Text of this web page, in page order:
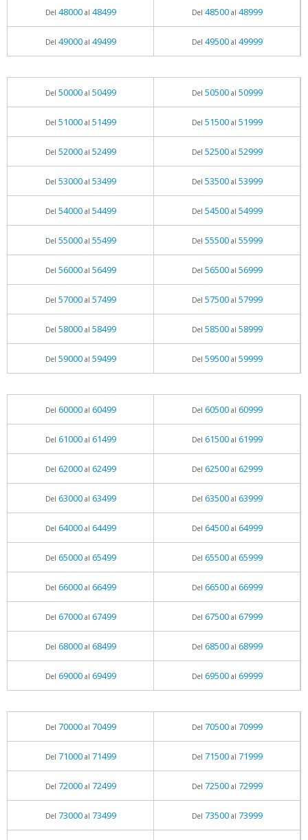
Del 48000al 48499 Del 48500al 48999
Del 49000al 49499 Del 49500al 49999
Del 50000al 50499 Del 50500al 50999
Del 51000al 51499 Del 51500al 51999
Del 52000al 52499 Del 52500al 52999
Del 53000al 53499 Del 53500al 53999
Del 54000al 54499 Del 54500al 54999
Del 55000al 55499 Del 55500al 55999
Del 56000al 56499 Del 56500al 56999
Del 57000al 57499 Del 57500al 57999
Del 58000al 58499 Del 58500al 58999
Del 59000al 59499 Del 59500al 59999
Del 60000al 60499 Del 60500al 60999
Del 61000al 61499 Del 61500al 61999
Del 62000al 62499 Del 62500al 62999
Del 63000al 63499 Del 63500al 63999
Del 64000al 64499 Del 64500al 64999
Del 65000al 65499 Del 65500al 65999
Del 66000al 66499 Del 66500al 66999
Del 67000al 67499 Del 67500al 67999
Del 68000al 68499 Del 68500al 68999
Del 69000al 69499 Del 69500al 69999
Del 70000al 70499 Del 70500al 70999
Del 71000al 71499 Del 71500al 71999
Del 72000al 72499 Del 72500al 72999
Del 73000al 73499 Del 73500al 73999